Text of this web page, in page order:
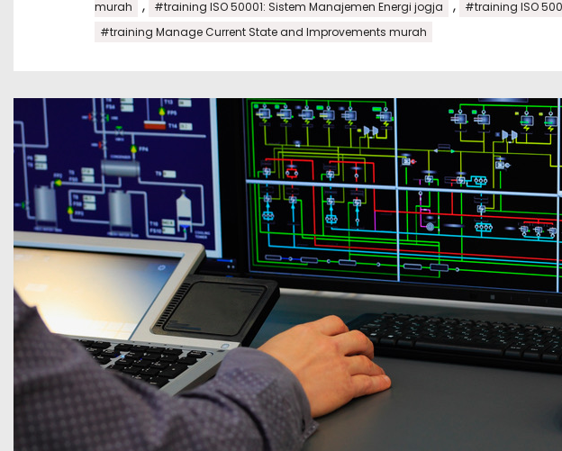
murah
, #training ISO 50001: Sistem Manajemen Energi jogja , #training ISO
#training Manage Current State and Improvements murah